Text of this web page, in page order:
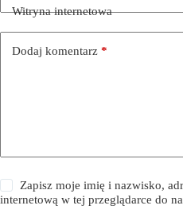
Witryna internetowa
Dodaj komentarz *
Zapisz moje imię i nazwisko,
internetową w tej przeglądarce do